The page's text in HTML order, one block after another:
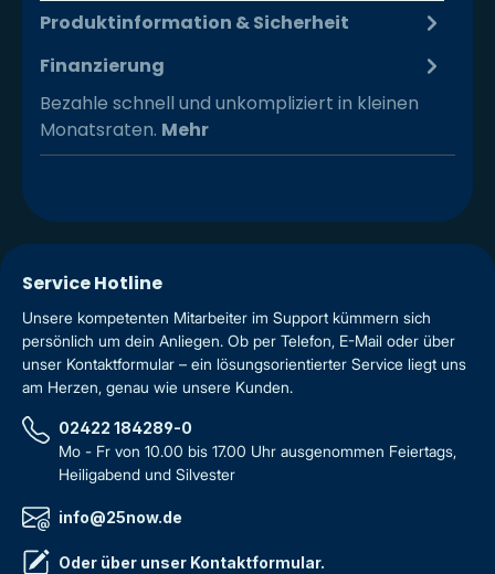
Produktinformation & Sicherheit
Finanzierung
Bezahle schnell und unkompliziert in kleinen
Monatsraten. Mehr
Service Hotline
Unsere kompetenten Mitarbeiter im Support kümmern sich
persönlich um dein Anliegen. Ob per Telefon, E-Mail oder über
unser Kontaktformular – ein lösungsorientierter Service liegt uns
am Herzen, genau wie unsere Kunden.
02422 184289-0
Mo - Fr von 10.00 bis 17.00 Uhr ausgenommen Feiertags,
Heiligabend und Silvester
info@25now.de
Oder über unser Kontaktformular.